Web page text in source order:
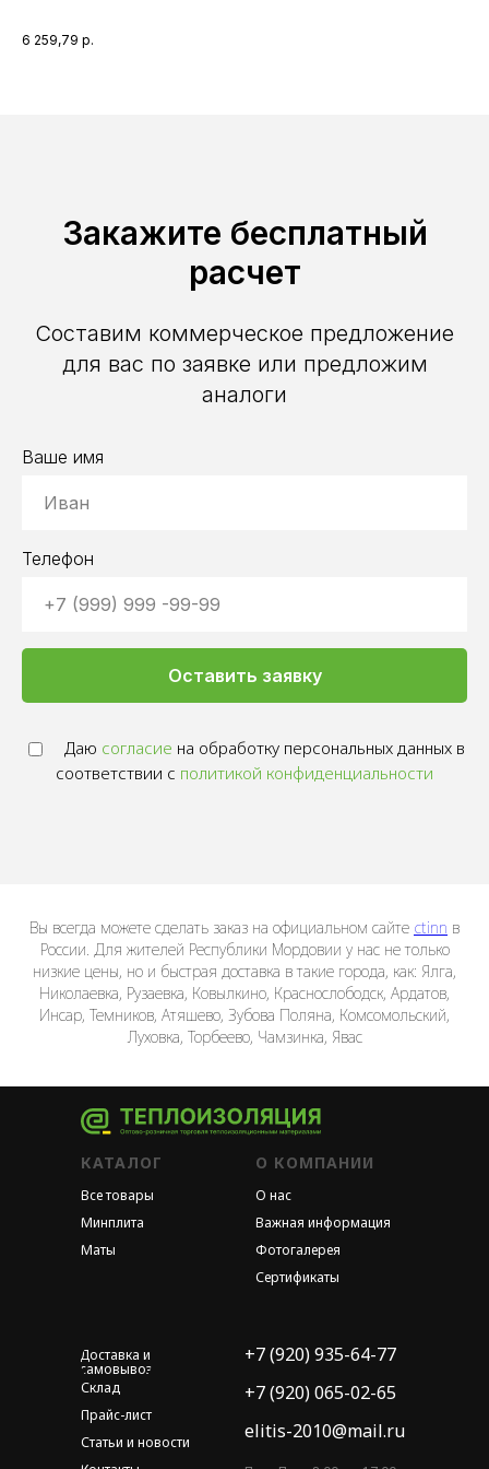
6 259,79 р.
Закажите бесплатный
расчет
Составим коммерческое предложение
для вас по заявке или предложим
аналоги
Ваше имя
Телефон
Оставить заявку
Даю согласие на обработку персональных данных в
соответствии с политикой конфиденциальности
Вы всегда можете сделать заказ на официальном сайте ctinn в
России. Для жителей Республики Мордовии у нас не только
низкие цены, но и быстрая доставка в такие города, как: Ялга,
Николаевка, Рузаевка, Ковылкино, Краснослободск, Ардатов,
Инсар, Темников, Атяшево, Зубова Поляна, Комсомольский,
Луховка, Торбеево, Чамзинка, Явас
КАТАЛОГ
Все товары
Минплита
Маты
О КОМПАНИИ
О нас
Важная информация
Фотогалерея
Сертификаты
Доставка и
самовывоз
Склад
Прайс-лист
Статьи и новости
+7 (920) 935-64-77
+7 (920) 065-02-65
elitis-2010@mail.ru